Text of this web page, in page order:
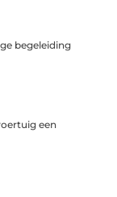
begeleiding
een